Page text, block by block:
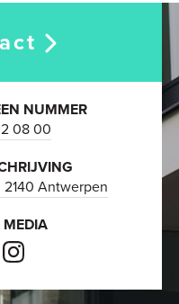
NUMMER
08 00
2140 Antwerpen